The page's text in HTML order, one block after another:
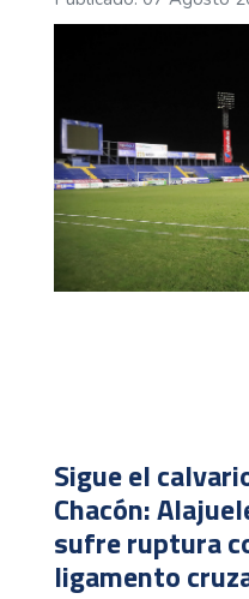
Sigue el
Chacón:
sufre ruptura
ligamento